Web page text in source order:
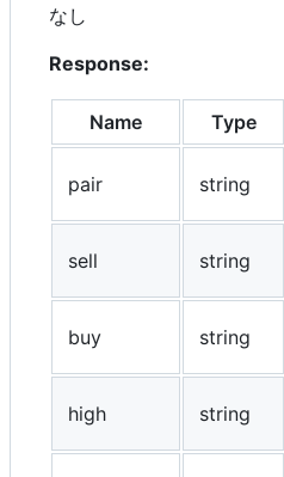
なし
Response:
Name Type
pair string
sell string
buy string
high string